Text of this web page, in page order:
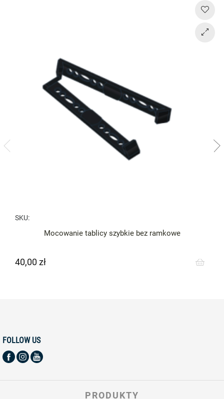
SKU:
Mocowanie tablicy szybkie bez ramkowe
Cena
40,00 zł
FOLLOW US
PRODUKTY